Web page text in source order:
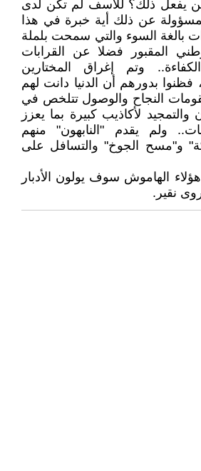
يفعل ذلك؟ للأسف لم تكن لدى
المسؤولة عن ذلك أية خبرة في هذا
بالغة السوء والتي سمحت بلملة
المقبور فضلا عن القرابات
وتم إغراق المختارين
فظنوا بدورهم أن الدنيا دانت لهم
النجاح والوصول تتلخص في
والتمجيد لأكاذيب كبيرة بما يعزز
ولم يقدم "النابهون" منهم
و"مسح الجوخ" والتسافل على
الهاموش سوف يولون الأدبار
نقير.